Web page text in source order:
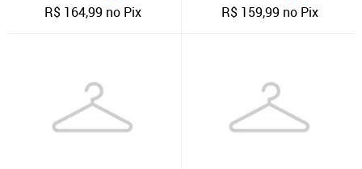
R$ 164,99 no Pix R$ 159,99 no Pix